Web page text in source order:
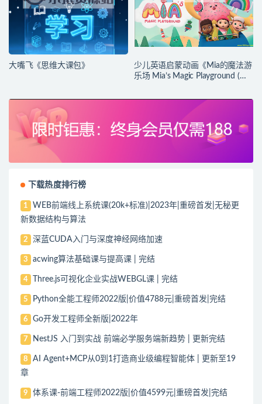
大嘴飞《思维大课包》
少儿英语启蒙动画《Mia的魔法游
乐场 Mia’s Magic Playground (动
下载热度排行榜
1
WEB前端线上系统课(20k+标准)|2023年|重磅首发|无秘更
新数据结构与算法
2 深蓝CUDA入门与深度神经网络加速
3 acwing算法基础课与提高课 | 完结
4 Three.js可视化企业实战WEBGL课 | 完结
5 Python全能工程师2022版|价值4788元|重磅首发|完结
6 Go开发工程师全新版|2022年
7 NestJS 入门到实战 前端必学服务端新趋势 | 更新完结
8
AI Agent+MCP从0到1打造商业级编程智能体 | 更新至19
章
9 体系课-前端工程师2022版|价值4599元|重磅首发|完结